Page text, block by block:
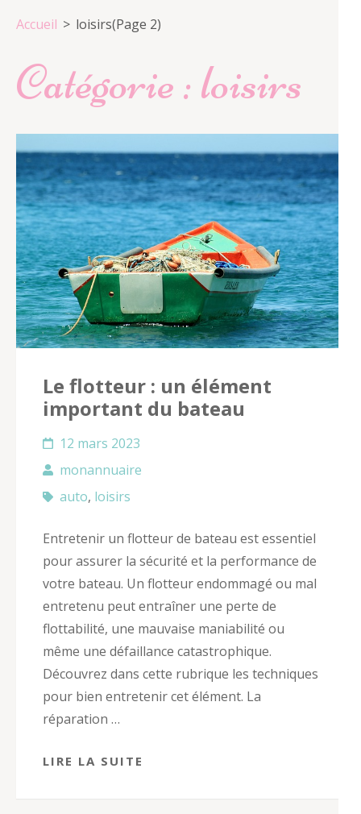
Accueil > loisirs(Page 2)
Catégorie :loisirs
Le flotteur : un élément
important du bateau
12 mars 2023
monannuaire
auto, loisirs
Entretenir un flotteur de bateau est essentiel
pour assurer la sécurité et la performance de
votre bateau. Un flotteur endommagé ou mal
entretenu peut entraîner une perte de
flottabilité, une mauvaise maniabilité ou
même une défaillance catastrophique.
Découvrez dans cette rubrique les techniques
pour bien entretenir cet élément. La
réparation …
LIRE LA SUITE